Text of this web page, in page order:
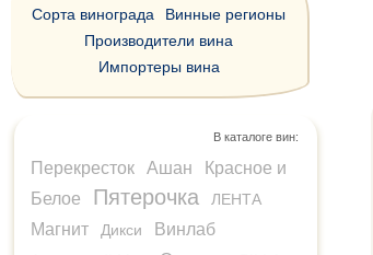
Сорта винограда
Винные регионы
Производители вина
Импортеры вина
В каталоге вин:
Перекресток Ашан
Красное и
Белое
Пятерочка ЛЕНТА
Магнит Дикси Винлаб